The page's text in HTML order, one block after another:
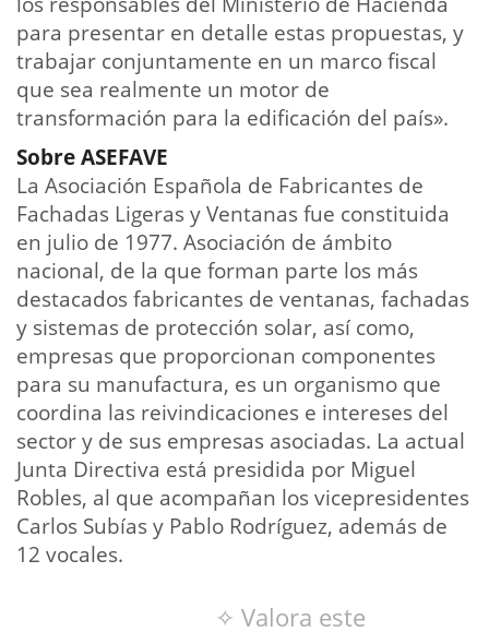
para presentar en detalle estas propuestas, y
trabajar conjuntamente en un marco fiscal
que sea realmente un motor de
transformación para la edificación del país».
Sobre ASEFAVE
La Asociación Española de Fabricantes de
Fachadas Ligeras y Ventanas fue constituida
en julio de 1977. Asociación de ámbito
nacional, de la que forman parte los más
destacados fabricantes de ventanas, fachadas
y sistemas de protección solar, así como,
empresas que proporcionan componentes
para su manufactura, es un organismo que
coordina las reivindicaciones e intereses del
sector y de sus empresas asociadas. La actual
Junta Directiva está presidida por Miguel
Robles, al que acompañan los vicepresidentes
Carlos Subías y Pablo Rodríguez, además de
12 vocales.
✧ Valora este